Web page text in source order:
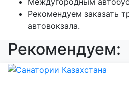
Рекомендуем заказать
автовокзала.
Рекомендуем: